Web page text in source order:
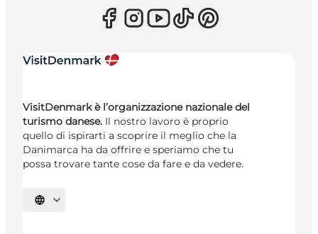
VisitDenmark è l’organizzazione nazionale del
turismo danese. Il nostro lavoro è proprio
quello di ispirarti a scoprire il meglio che la
Danimarca ha da offrire e speriamo che tu
possa trovare tante cose da fare e da vedere.
Seleziona la lingua